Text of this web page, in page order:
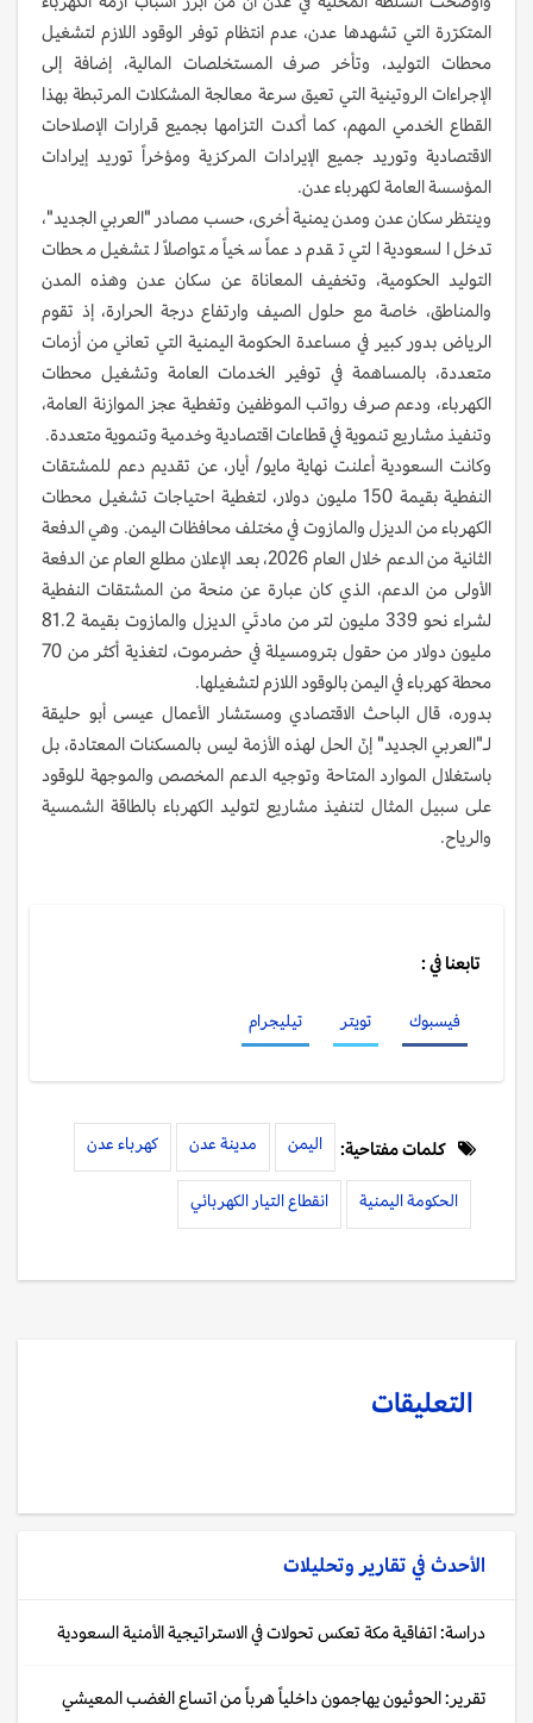
المتكرّرة التي تشهدها عدن، عدم انتظام توفر الوقود اللازم لتشغيل
محطات التوليد، وتأخر صرف المستخلصات المالية، إضافة إلى
الإجراءات الروتينية التي تعيق سرعة معالجة المشكلات المرتبطة بهذا
القطاع الخدمي المهم، كما أكدت التزامها بجميع قرارات الإصلاحات
الاقتصادية وتوريد جميع الإيرادات المركزية ومؤخراً توريد إيرادات
المؤسسة العامة لكهرباء عدن.
وينتظر سكان عدن ومدن يمنية أخرى، حسب مصادر "العربي الجديد"،
تدخل السعودية التي تقدم دعماً سخياً متواصلاً لتشغيل محطات
التوليد الحكومية، وتخفيف المعاناة عن سكان عدن وهذه المدن
والمناطق، خاصة مع حلول الصيف وارتفاع درجة الحرارة، إذ تقوم
الرياض بدور كبير في مساعدة الحكومة اليمنية التي تعاني من أزمات
متعددة، بالمساهمة في توفير الخدمات العامة وتشغيل محطات
الكهرباء، ودعم صرف رواتب الموظفين وتغطية عجز الموازنة العامة،
وتنفيذ مشاريع تنموية في قطاعات اقتصادية وخدمية وتنموية متعددة.
وكانت السعودية أعلنت نهاية مايو/ أيار، عن تقديم دعم للمشتقات
النفطية بقيمة 150 مليون دولار، لتغطية احتياجات تشغيل محطات
الكهرباء من الديزل والمازوت في مختلف محافظات اليمن‬. وهي الدفعة
الثانية من الدعم خلال العام 2026، بعد الإعلان مطلع العام عن الدفعة
الأولى من الدعم، الذي كان عبارة عن منحة من المشتقات النفطية
لشراء نحو 339 مليون لتر من مادتَي الديزل والمازوت بقيمة 81.2
مليون دولار من حقول بترومسيلة في حضرموت، لتغذية أكثر من 70
محطة كهرباء في اليمن بالوقود اللازم لتشغيلها.
بدوره، قال الباحث الاقتصادي ومستشار الأعمال عيسى أبو حليقة
لـ"العربي الجديد" إنّ الحل لهذه الأزمة ليس بالمسكنات المعتادة، بل
باستغلال الموارد المتاحة وتوجيه الدعم المخصص والموجهة للوقود
على سبيل المثال لتنفيذ مشاريع لتوليد الكهرباء بالطاقة الشمسية
والرياح.
تابعنا في :
فيسبوك تويتر تيليجرام
كلمات مفتاحية: اليمن مدينة عدن كهرباء عدن
الحكومة اليمنية انقطاع التيار الكهربائي
التعليقات
الأحدث في تقارير وتحليلات
دراسة: اتفاقية مكة تعكس تحولات في الاستراتيجية الأمنية السعودية
تقرير: الحوثيون يهاجمون داخلياً هرباً من اتساع الغضب المعيشي